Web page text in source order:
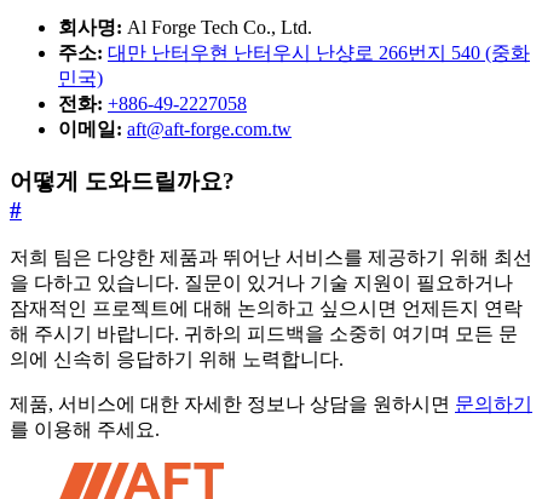
회사명: Al Forge Tech Co., Ltd.
주소: 대만 난터우현 난터우시 난샹로 266번지 540 (중화
민국)
전화: +886-49-2227058
이메일: aft@aft-forge.com.tw
어떻게 도와드릴까요?
#
저희 팀은 다양한 제품과 뛰어난 서비스를 제공하기 위해 최선
을 다하고 있습니다. 질문이 있거나 기술 지원이 필요하거나
잠재적인 프로젝트에 대해 논의하고 싶으시면 언제든지 연락
해 주시기 바랍니다. 귀하의 피드백을 소중히 여기며 모든 문
의에 신속히 응답하기 위해 노력합니다.
제품, 서비스에 대한 자세한 정보나 상담을 원하시면 문의하기
를 이용해 주세요.